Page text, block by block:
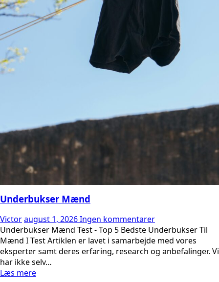
Underbukser Mænd
Victoraugust 1, 2026Ingen kommentarer
Underbukser Mænd Test - Top 5 Bedste Underbukser Til
Mænd I Test Artiklen er lavet i samarbejde med vores
eksperter samt deres erfaring, research og anbefalinger. Vi
har ikke selv…
Læs mere